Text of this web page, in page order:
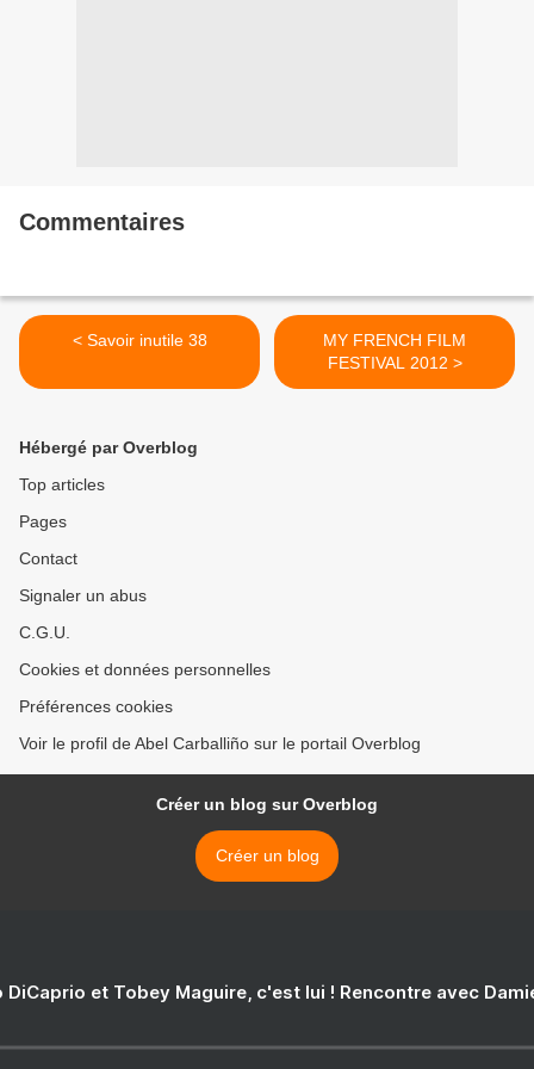
Commentaires
< Savoir inutile 38
MY FRENCH FILM
FESTIVAL 2012 >
Hébergé par Overblog
Top articles
Pages
Contact
Signaler un abus
C.G.U.
Cookies et données personnelles
Préférences cookies
Voir le profil de Abel Carballiño sur le portail Overblog
Créer un blog sur Overblog
Créer un blog
DiCaprio et Tobey Maguire, c'est lui ! Rencontre avec